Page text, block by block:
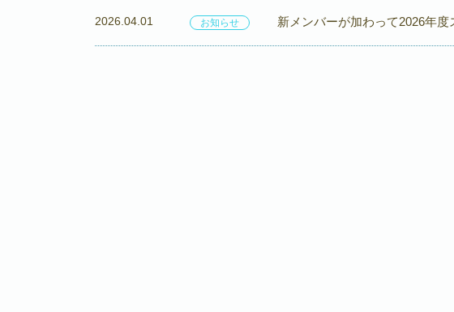
2026.04.01 お知らせ 新メンバーが加わって2026年度